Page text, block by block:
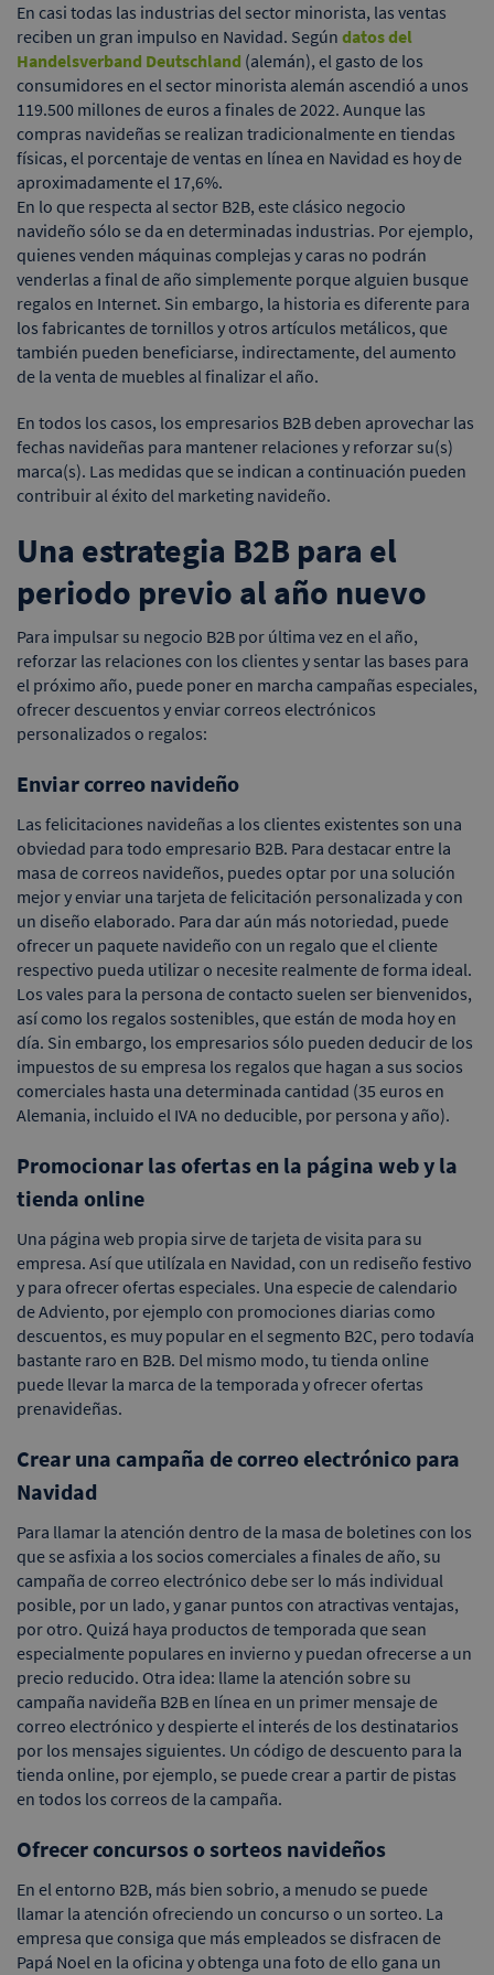
En casi todas las industrias del sector minorista, las ventas
reciben un gran impulso en Navidad. Según datos del
Handelsverband Deutschland (alemán), el gasto de los
consumidores en el sector minorista alemán ascendió a unos
119.500 millones de euros a finales de 2022. Aunque las
compras navideñas se realizan tradicionalmente en tiendas
físicas, el porcentaje de ventas en línea en Navidad es hoy de
aproximadamente el 17,6%.
En lo que respecta al sector B2B, este clásico negocio
navideño sólo se da en determinadas industrias. Por ejemplo,
quienes venden máquinas complejas y caras no podrán
venderlas a final de año simplemente porque alguien busque
regalos en Internet. Sin embargo, la historia es diferente para
los fabricantes de tornillos y otros artículos metálicos, que
también pueden beneficiarse, indirectamente, del aumento
de la venta de muebles al finalizar el año.
En todos los casos, los empresarios B2B deben aprovechar las
fechas navideñas para mantener relaciones y reforzar su(s)
marca(s). Las medidas que se indican a continuación pueden
contribuir al éxito del marketing navideño.
Una estrategia B2B para el
periodo previo al año nuevo
Para impulsar su negocio B2B por última vez en el año,
reforzar las relaciones con los clientes y sentar las bases para
el próximo año, puede poner en marcha campañas especiales,
ofrecer descuentos y enviar correos electrónicos
personalizados o regalos:
Enviar correo navideño
Las felicitaciones navideñas a los clientes existentes son una
obviedad para todo empresario B2B. Para destacar entre la
masa de correos navideños, puedes optar por una solución
mejor y enviar una tarjeta de felicitación personalizada y con
un diseño elaborado. Para dar aún más notoriedad, puede
ofrecer un paquete navideño con un regalo que el cliente
respectivo pueda utilizar o necesite realmente de forma ideal.
Los vales para la persona de contacto suelen ser bienvenidos,
así como los regalos sostenibles, que están de moda hoy en
día. Sin embargo, los empresarios sólo pueden deducir de los
impuestos de su empresa los regalos que hagan a sus socios
comerciales hasta una determinada cantidad (35 euros en
Alemania, incluido el IVA no deducible, por persona y año).
Promocionar las ofertas en la página web y la
tienda online
Una página web propia sirve de tarjeta de visita para su
empresa. Así que utilízala en Navidad, con un rediseño festivo
y para ofrecer ofertas especiales. Una especie de calendario
de Adviento, por ejemplo con promociones diarias como
descuentos, es muy popular en el segmento B2C, pero todavía
bastante raro en B2B. Del mismo modo, tu tienda online
puede llevar la marca de la temporada y ofrecer ofertas
prenavideñas.
Crear una campaña de correo electrónico para
Navidad
Para llamar la atención dentro de la masa de boletines con los
que se asfixia a los socios comerciales a finales de año, su
campaña de correo electrónico debe ser lo más individual
posible, por un lado, y ganar puntos con atractivas ventajas,
por otro. Quizá haya productos de temporada que sean
especialmente populares en invierno y puedan ofrecerse a un
precio reducido. Otra idea: llame la atención sobre su
campaña navideña B2B en línea en un primer mensaje de
correo electrónico y despierte el interés de los destinatarios
por los mensajes siguientes. Un código de descuento para la
tienda online, por ejemplo, se puede crear a partir de pistas
en todos los correos de la campaña.
Ofrecer concursos o sorteos navideños
En el entorno B2B, más bien sobrio, a menudo se puede
llamar la atención ofreciendo un concurso o un sorteo. La
empresa que consiga que más empleados se disfracen de
Papá Noel en la oficina y obtenga una foto de ello gana un